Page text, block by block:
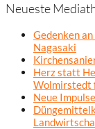
Neueste
Gedenken
Nagasaki
Herz statt
Wolmirstedt
Neue